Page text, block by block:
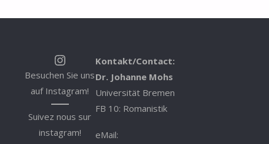
Instagram
Besuchen Sie uns
auf Instagram!
Suivez nous sur
instagram!
Kontakt/Contact:
Dr. Johanne Mohs
Universität Bremen
FB 10: Romanistik
eMail: